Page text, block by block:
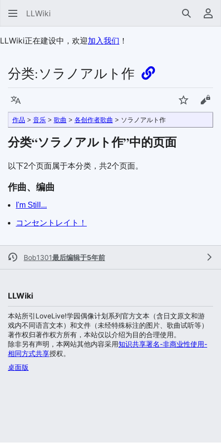
LLWiki 搜索 用
LLWiki正在建设中，欢迎加入我们 ！
分类:ソラノアルト作
语言 监视 查
作品 > 音乐> 歌曲 > 各创作者歌曲 > ソラノアルト作
分类“ソラノアルト作”中的页面
以下2个页面属于本分类，共2个页面。
作曲、编曲
I'm Still...
コンセントレイト！
Bob1301最后编辑于5年前
LLWiki
本站所引LoveLive!学园偶像计划系列官方文本（含日文原文和游
戏内不同语言文本）和文件（未经特殊标注的图片、歌曲试听等）
著作权归著作权方所有，本站仅以介绍为目的合理使用。
除非另有声明，本网站其他内容采用知识共享署名-非商业性使用-
相同方式共享授权。
桌面版